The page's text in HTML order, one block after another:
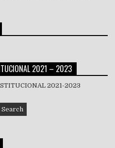
2021 – 2023
2021-2023